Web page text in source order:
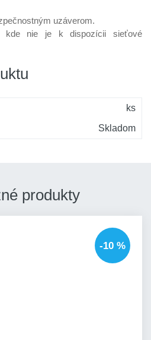
uzáverom.
kde nie je k dispozícii sieťové
ks
Skladom
produkty
-10 %